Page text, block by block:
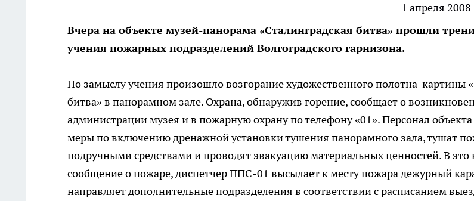
1 апреля 2008
Вчера на объекте музей-панорама «Сталинградская битва» прошли
учения пожарных подразделений Волгоградского гарнизона.
По замыслу учения произошло возгорание художественного полотна-картины
битва» в панорамном зале. Охрана, обнаружив горение, сообщает о
администрации музея и в пожарную охрану по телефону «01». Персонал
меры по включению дренажной установки тушения панорамного зала, тушат
подручными средствами и проводят эвакуацию материальных ценностей. В это
сообщение о пожаре, диспетчер ППС-01 высылает к месту пожара дежурный
направляет дополнительные подразделения в соответствии с расписанием